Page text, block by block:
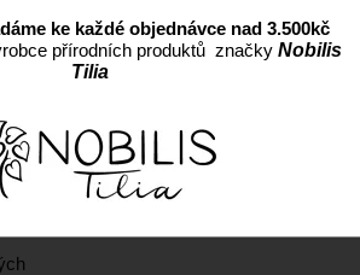
ke každé objednávce nad 3.500kč
přírodních produktů značky Nobilis
Tilia